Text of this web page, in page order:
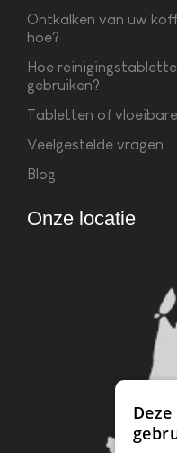
Ontkalken van uw
hoe?
Hoe
gebruiken?
Tabletten of
Veelgestelde vragen
Blog
Onze locatie